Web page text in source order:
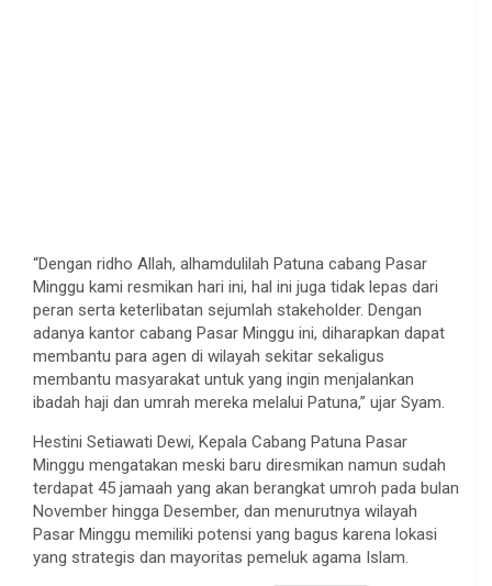
“Dengan ridho Allah, alhamdulilah Patuna cabang Pasar
Minggu kami resmikan hari ini, hal ini juga tidak lepas dari
peran serta keterlibatan sejumlah stakeholder. Dengan
adanya kantor cabang Pasar Minggu ini, diharapkan dapat
membantu para agen di wilayah sekitar sekaligus
membantu masyarakat untuk yang ingin menjalankan
ibadah haji dan umrah mereka melalui Patuna,” ujar Syam.
Hestini Setiawati Dewi, Kepala Cabang Patuna Pasar
Minggu mengatakan meski baru diresmikan namun sudah
terdapat 45 jamaah yang akan berangkat umroh pada bulan
November hingga Desember, dan menurutnya wilayah
Pasar Minggu memiliki potensi yang bagus karena lokasi
yang strategis dan mayoritas pemeluk agama Islam.